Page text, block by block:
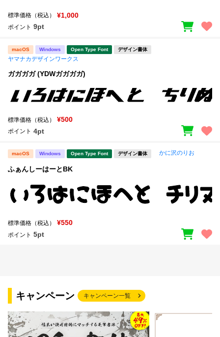
標準価格（税込） ¥1,000
ポイント 9pt
macOS Windows Open Type Font デザイン書体
ヤマナカデザインワークス
ガガガガ (YDWガガガガ)
標準価格（税込） ¥500
ポイント 4pt
macOS Windows Open Type Font デザイン書体 かに沢のりお
ふぁんしーはーとBK
標準価格（税込） ¥550
ポイント 5pt
キャンペーン キャンペーン一覧